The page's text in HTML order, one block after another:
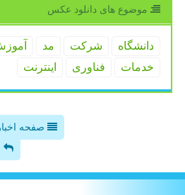
موضوع های دانلود عكس
دانشگاه شركت مد
خدمات
فناوری اینترنت
صفحه اخبار